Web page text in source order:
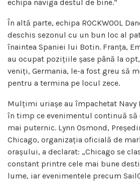
echipa naviga destul de bine.”
În altă parte, echipa ROCKWOOL
deschis sezonul cu un bun loc al
înaintea Spaniei lui Botin. Franța,
au ocupat pozițiile șase până la
veniți, Germania, le-a fost greu să
pentru a termina pe locul zece.
Mulțimi uriașe au împachetat Navy
în timp ce evenimentul continuă să
mai puternic. Lynn Osmond,
Chicago, organizația oficială de
orașului, a declarat: „Chicago se
constant printre cele mai bune
lume, iar evenimentele precum